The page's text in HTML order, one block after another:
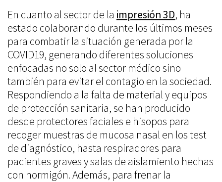
En cuanto al sector de la impresión 3D, ha
estado colaborando durante los últimos meses
para combatir la situación generada por la
COVID19, generando diferentes soluciones
enfocadas no solo al sector médico sino
también para evitar el contagio en la sociedad.
Respondiendo a la falta de material y equipos
de protección sanitaria, se han producido
desde protectores faciales e hisopos para
recoger muestras de mucosa nasal en los test
de diagnóstico, hasta respiradores para
pacientes graves y salas de aislamiento hechas
con hormigón. Además, para frenar la